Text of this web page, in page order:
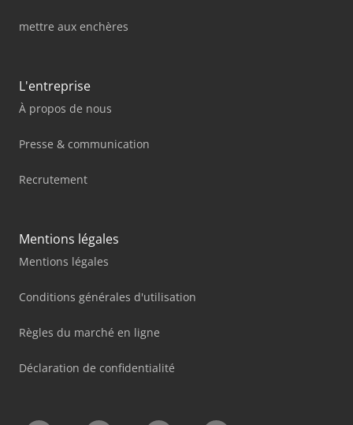
mettre aux enchères
L'entreprise
À propos de nous
Presse & communication
Recrutement
Mentions légales
Mentions légales
Conditions générales d'utilisation
Règles du marché en ligne
Déclaration de confidentialité